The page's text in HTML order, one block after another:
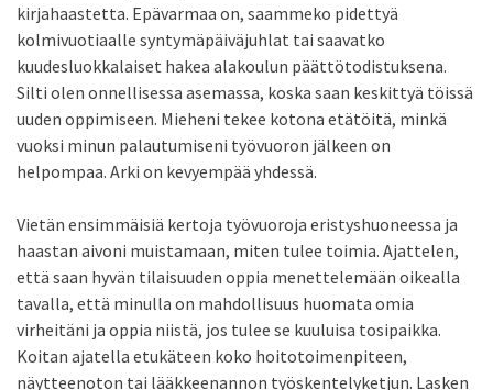
kirjahaastetta. Epävarmaa on, saammeko pidettyä
kolmivuotiaalle syntymäpäiväjuhlat tai saavatko
kuudesluokkalaiset hakea alakoulun päättötodistuksena.
Silti olen onnellisessa asemassa, koska saan keskittyä töissä
uuden oppimiseen. Mieheni tekee kotona etätöitä, minkä
vuoksi minun palautumiseni työvuoron jälkeen on
helpompaa. Arki on kevyempää yhdessä.
Vietän ensimmäisiä kertoja työvuoroja eristyshuoneessa ja
haastan aivoni muistamaan, miten tulee toimia. Ajattelen,
että saan hyvän tilaisuuden oppia menettelemään oikealla
tavalla, että minulla on mahdollisuus huomata omia
virheitäni ja oppia niistä, jos tulee se kuuluisa tosipaikka.
Koitan ajatella etukäteen koko hoitotoimenpiteen,
näytteenoton tai lääkkeenannon työskentelyketjun. Lasken